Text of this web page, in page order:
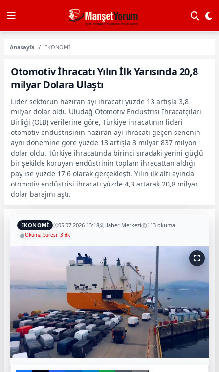
Anasayfa EKONOMİ
Otomotiv İhracatı Yılın İlk Yarısında 20,8
milyar Dolara Ulaştı
Lider sektörün haziran ayı ihracatı yüzde 13 artışla 3,8
milyar dolar oldu Uludağ Otomotiv Endüstrisi İhracatçıları
Birliği (OİB) verilerine göre, Türkiye ihracatının lideri
otomotiv endüstrisinin haziran ayı ihracatı geçen senenin
aynı dönemine göre yüzde 13 artışla 3 milyar 837 milyon
dolar oldu. Türkiye ihracatında birinci sıradaki yerini güçlü
bir şekilde koruyan endüstrinin toplam ihracattan aldığı
pay ise yüzde 17,6 olarak gerçekleşti. Yılın ilk altı ayında
otomotiv endüstrisi ihracatı yüzde 4,3 artarak 20,8 milyar
dolar barajını aştı.
EKONOMİ 05.07.2026 13:18 Haber Merkezi 113 okuma
Okuma Süresi: 3 dk